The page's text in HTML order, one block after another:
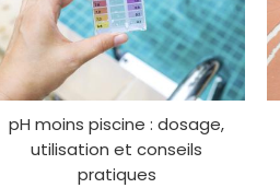
pH moins piscine : dosage,
utilisation et conseils
pratiques